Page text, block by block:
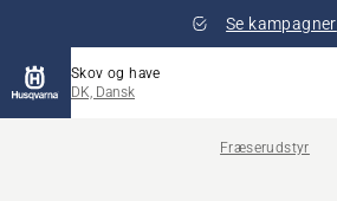
Se kampagner
Skov og have
DK, Dansk
Fræserudstyr